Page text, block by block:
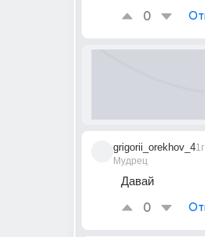
0
grigorii_orekhov_4
Мудрец
1г
Давай
0